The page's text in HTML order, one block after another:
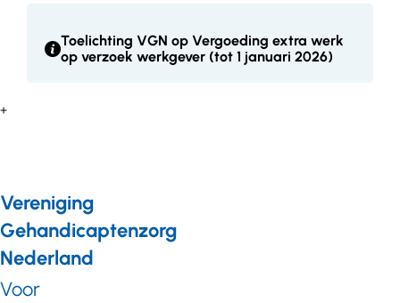
Toelichting VGN op Vergoeding extra werk
op verzoek werkgever (tot 1 januari 2026)
+
Vereniging
Gehandicaptenzorg
Nederland
Voor